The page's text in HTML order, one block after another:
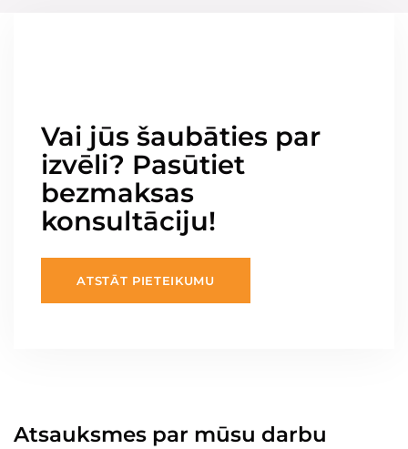
Vai jūs šaubāties par
izvēli? Pasūtiet
bezmaksas
konsultāciju!
ATSTĀT PIETEIKUMU
Atsauksmes par mūsu darbu